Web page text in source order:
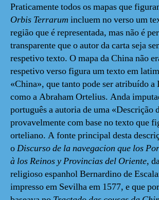
Praticamente todos os mapas que
Orbis Terrarum incluem no verso um
região que é representada, mas não é
transparente que o autor da carta seja
respetivo texto. O mapa da China não
respetivo verso figura um texto em
«China», que tanto pode ser atribuído a
como a Abraham Ortelius. Anda
português a autoria de uma «Descrição
provavelmente com base no texto que
orteliano. A fonte principal desta
oDiscurso de la navegacion que los
à los Reinos y Provincias del Oriente,
religioso espanhol Bernardino de
impresso em Sevilha em 1577, e que